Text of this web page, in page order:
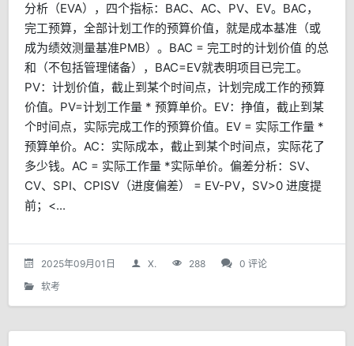
分析（EVA），四个指标：BAC、AC、PV、EV。BAC，
完工预算，全部计划工作的预算价值，就是成本基准（或
成为绩效测量基准PMB）。BAC = 完工时的计划价值 的总
和（不包括管理储备），BAC=EV就表明项目已完工。
PV：计划价值，截止到某个时间点，计划完成工作的预算
价值。PV=计划工作量 * 预算单价。EV：挣值，截止到某
个时间点，实际完成工作的预算价值。EV = 实际工作量 *
预算单价。AC：实际成本，截止到某个时间点，实际花了
多少钱。AC = 实际工作量 *实际单价。偏差分析：SV、
CV、SPI、CPISV（进度偏差） = EV-PV，SV>0 进度提
前；<...
2025年09月01日 X. 288
0 评论
软考